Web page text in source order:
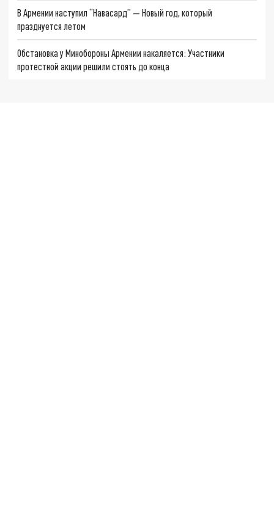
В Армении наступил “Навасард” — Новый год, который
празднуется летом
Обстановка у Минобороны Армении накаляется: Участники
протестной акции решили стоять до конца